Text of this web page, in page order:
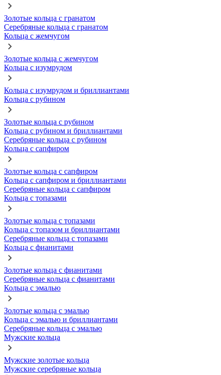
Золотые кольца с гранатом
Серебряные кольца с гранатом
Кольца с жемчугом
Золотые кольца с жемчугом
Кольца с изумрудом
Кольца с изумрудом и бриллиантами
Кольца с рубином
Золотые кольца с рубином
Кольца с рубином и бриллиантами
Серебряные кольца с рубином
Кольца с сапфиром
Золотые кольца с сапфиром
Кольца с сапфиром и бриллиантами
Серебряные кольца с сапфиром
Кольца с топазами
Золотые кольца с топазами
Кольца с топазом и бриллиантами
Серебряные кольца с топазами
Кольца с фианитами
Золотые кольца с фианитами
Серебряные кольца с фианитами
Кольца с эмалью
Золотые кольца с эмалью
Кольца с эмалью и бриллиантами
Серебряные кольца с эмалью
Мужские кольца
Мужские золотые кольца
Мужские серебряные кольца